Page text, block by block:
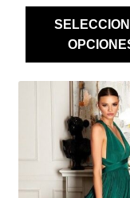
PRODUCTO
MÚLTIPLES
VARIANTES.
LAS